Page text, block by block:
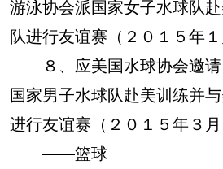
游泳协会派国家女子水球队
队进行友谊赛（２０１５年１
８、应美国水球协会邀请
国家男子水球队赴美训练并
进行友谊赛（２０１５年３月
——篮球